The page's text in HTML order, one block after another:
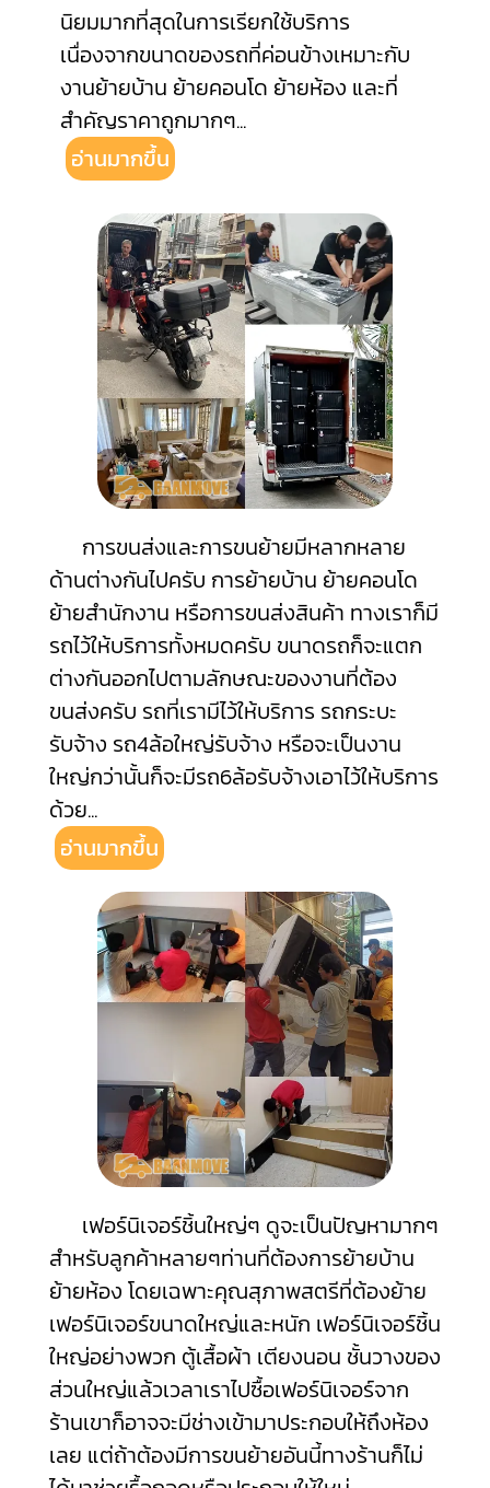
นิยมมากที่สุดในการเรียกใช้บริการ
เนื่องจากขนาดของรถที่ค่อนข้างเหมาะกับ
งานย้ายบ้าน ย้ายคอนโด ย้ายห้อง และที่
สำคัญราคาถูกมากๆ...
อ่านมากขึ้น
การขนส่งและการขนย้ายมีหลากหลาย
ด้านต่างกันไปครับ การย้ายบ้าน ย้ายคอนโด
ย้ายสำนักงาน หรือการขนส่งสินค้า ทางเราก็มี
รถไว้ให้บริการทั้งหมดครับ ขนาดรถก็จะแตก
ต่างกันออกไปตามลักษณะของงานที่ต้อง
ขนส่งครับ รถที่เรามีไว้ให้บริการ รถกระบะ
รับจ้าง รถ4ล้อใหญ่รับจ้าง หรือจะเป็นงาน
ใหญ่กว่านั้นก็จะมีรถ6ล้อรับจ้างเอาไว้ให้บริการ
ด้วย...
อ่านมากขึ้น
เฟอร์นิเจอร์ชิ้นใหญ่ๆ ดูจะเป็นปัญหามากๆ
สำหรับลูกค้าหลายๆท่านที่ต้องการย้ายบ้าน
ย้ายห้อง โดยเฉพาะคุณสุภาพสตรีที่ต้องย้าย
เฟอร์นิเจอร์ขนาดใหญ่และหนัก เฟอร์นิเจอร์ชิ้น
ใหญ่อย่างพวก ตู้เสื้อผ้า เตียงนอน ชั้นวางของ
ส่วนใหญ่แล้วเวลาเราไปซื้อเฟอร์นิเจอร์จาก
ร้านเขาก็อาจจะมีช่างเข้ามาประกอบให้ถึงห้อง
เลย แต่ถ้าต้องมีการขนย้ายอันนี้ทางร้านก็ไม่